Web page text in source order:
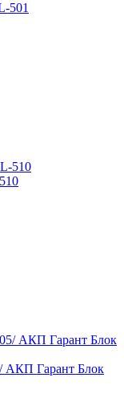
501
АКП Гарант Блок